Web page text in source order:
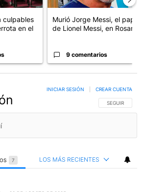
culpables
en el
Murió Jorge Messi, el papá
de Lionel Messi, en Rosario
9 comentarios
SIGA ESTA
SEGUIR
INICIAR SESIÓN CREAR CUENTA
7 LOS MÁS RECIENTES